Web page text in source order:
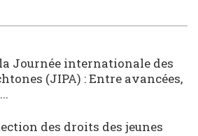
Journée internationale des
(JIPA) : Entre avancées,
des droits des jeunes